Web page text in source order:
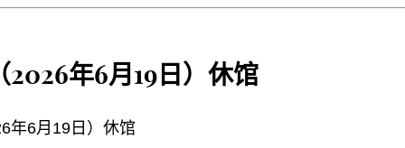
2026年6月19日）休馆
年6月19日）休馆